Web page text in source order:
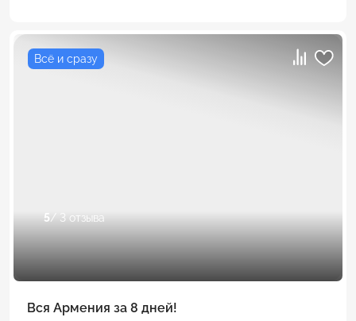
Всё и сразу
5/ 3 отзыва
Вся Армения за 8 дней!